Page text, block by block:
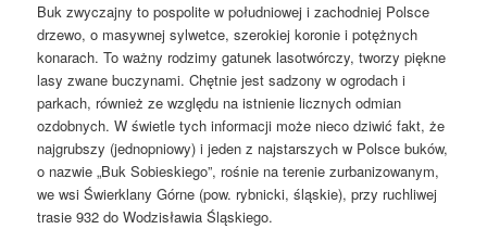
Buk zwyczajny to pospolite w południowej i zachodniej Polsce
drzewo, o masywnej sylwetce, szerokiej koronie i potężnych
konarach. To ważny rodzimy gatunek lasotwórczy, tworzy piękne
lasy zwane buczynami. Chętnie jest sadzony w ogrodach i
parkach, również ze względu na istnienie licznych odmian
ozdobnych. W świetle tych informacji może nieco dziwić fakt, że
najgrubszy (jednopniowy) i jeden z najstarszych w Polsce buków,
o nazwie „Buk Sobieskiego”, rośnie na terenie zurbanizowanym,
we wsi Świerklany Górne (pow. rybnicki, śląskie), przy ruchliwej
trasie 932 do Wodzisławia Śląskiego.